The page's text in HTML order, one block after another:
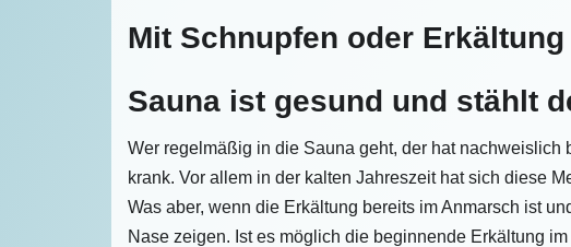
Mit Schnupfen oder
Sauna ist gesund und stählt
Wer regelmäßig in die Sauna geht, der hat nachweislich
krank. Vor allem in der kalten Jahreszeit hat sich diese
Was aber, wenn die Erkältung bereits im Anmarsch ist
Nase zeigen. Ist es möglich die beginnende Erkältung